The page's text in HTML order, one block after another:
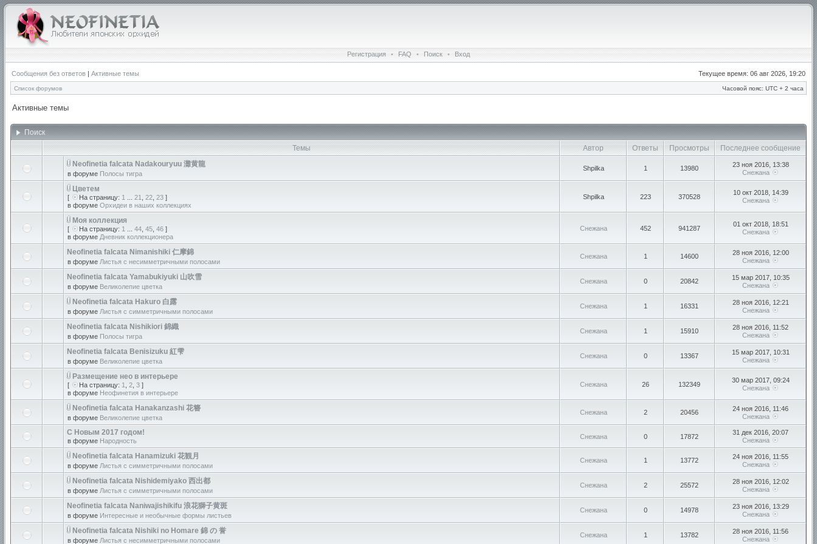
Регистрация • FAQ • Поиск • Вход
Сообщения без ответов | Активные темы Текущее время: 06 авг 2026, 19:20
Список форумов Часовой пояс: UTC + 2 часа
Активные темы
Поиск
Темы
Автор Ответы Просмотры
Последнее сообщение
Neofinetia falcata Nadakouryuu 灘黄龍
в форуме Полосы тигра
Shpilka 1 13980
23 ноя 2016, 13:38
Снежана
Цветем
[ На страницу: 1 21 22 23 ]
в форуме Орхидеи в наших коллекциях
Shpilka 223 370528
10 окт 2018, 14:39
Снежана
Моя коллекция
[ На страницу: 1 44 45 46 ]
в форуме Дневник коллекционера
Снежана 452 941287
01 окт 2018, 18:51
Снежана
Neofinetia falcata Nimanishiki 仁摩錦
в форуме Листья с несимметричными полосами
Снежана 1 14600
28 ноя 2016, 12:00
Снежана
Neofinetia falcata Yamabukiyuki 山吹雪
в форуме Великолепие цветка
Снежана 0 20842
15 мар 2017, 10:35
Снежана
Neofinetia falcata Hakuro 白露
в форуме Листья с симметричными полосами
Снежана 1 16331
28 ноя 2016, 12:21
Снежана
Neofinetia falcata Nishikiori 錦織
в форуме Полосы тигра
Снежана 1 15910
28 ноя 2016, 11:52
Снежана
Neofinetia falcata Benisizuku 紅雫
в форуме Великолепие цветка
Снежана 0 13367
15 мар 2017, 10:31
Снежана
Размещение нео в интерьере
[ На страницу: 1 2 3 ]
в форуме Неофинетия в интерьере
Снежана 26 132349
30 мар 2017, 09:24
Снежана
Neofinetia falcata Hanakanzashi 花簪
в форуме Великолепие цветка
Снежана 2 20456
24 ноя 2016, 11:46
Снежана
С Новым 2017 годом!
в форуме Народность
Снежана 0 17872
31 дек 2016, 20:07
Снежана
Neofinetia falcata Hanamizuki 花観月
в форуме Листья с симметричными полосами
Снежана 1 13772
24 ноя 2016, 11:55
Снежана
Neofinetia falcata Nishidemiyako 西出都
в форуме Листья с симметричными полосами
Снежана 2 25572
28 ноя 2016, 12:02
Снежана
Neofinetia falcata Naniwajishikifu 浪花獅子黄斑
в форуме Интересные и необычные формы листьев
Снежана 0 14978
23 ноя 2016, 13:29
Снежана
Neofinetia falcata Nishiki no Homare 錦 の 誉
в форуме Листья с несимметричными полосами
Снежана 1 13782
28 ноя 2016, 11:56
Снежана